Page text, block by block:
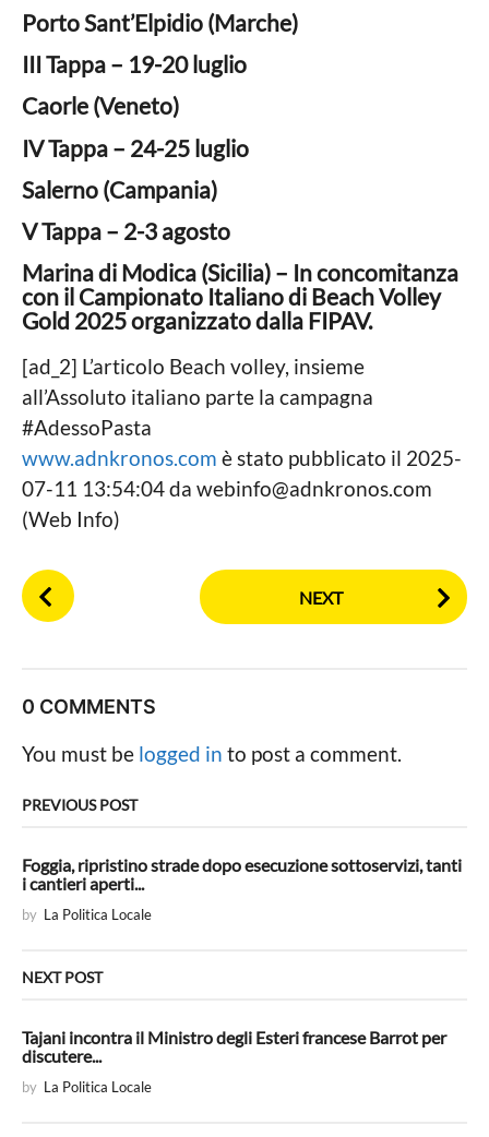
Porto Sant’Elpidio (Marche)
III Tappa – 19-20 luglio
Caorle (Veneto)
IV Tappa – 24-25 luglio
Salerno (Campania)
V Tappa – 2-3 agosto
Marina di Modica (Sicilia) – In concomitanza
con il Campionato Italiano di Beach Volley
Gold 2025 organizzato dalla FIPAV.
[ad_2] L’articolo Beach volley, insieme
all’Assoluto italiano parte la campagna
#AdessoPasta
www.adnkronos.com è stato pubblicato il 2025-
07-11 13:54:04 da webinfo@adnkronos.com
(Web Info)
P
o
P
a
g
n
t
i
o
NEXT
0 COMMENTS
You must be logged in to post a comment.
PREVIOUS POST
Foggia, ripristino strade dopo esecuzione sottoservizi, tanti
i cantieri aperti...
by La Politica Locale
NEXT POST
Tajani incontra il Ministro degli Esteri francese Barrot per
discutere...
by La Politica Locale